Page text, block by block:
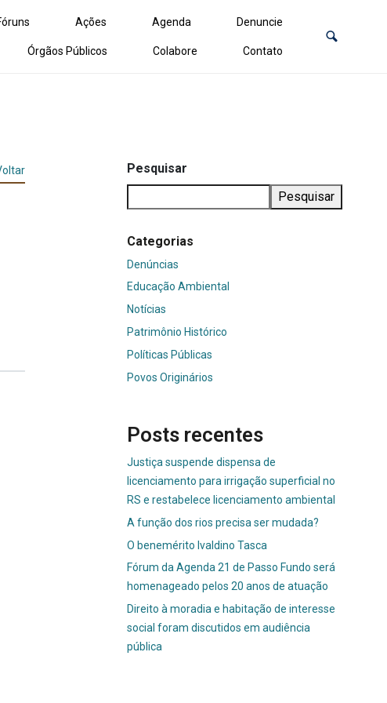
Ações Agenda Denuncie
Órgãos Públicos Colabore Contato
Pesquisar
Pesquisar
Categorias
Denúncias
Educação Ambiental
Notícias
Patrimônio Histórico
Políticas Públicas
Povos Originários
Posts recentes
Justiça suspende dispensa de
licenciamento para irrigação superficial no
RS e restabelece licenciamento ambiental
A função dos rios precisa ser mudada?
O benemérito Ivaldino Tasca
Fórum da Agenda 21 de Passo Fundo será
homenageado pelos 20 anos de atuação
Direito à moradia e habitação de interesse
social foram discutidos em audiência
pública